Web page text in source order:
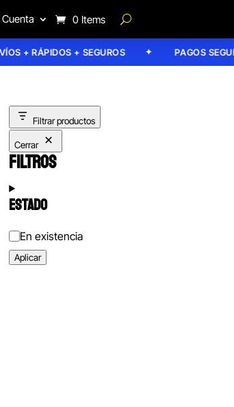
0 Items
+ RÁPIDOS + SEGUROS PAGOS
Filtrar productos
Cerrar
FILTROS
ESTADO
Estado
En existencia
Aplicar